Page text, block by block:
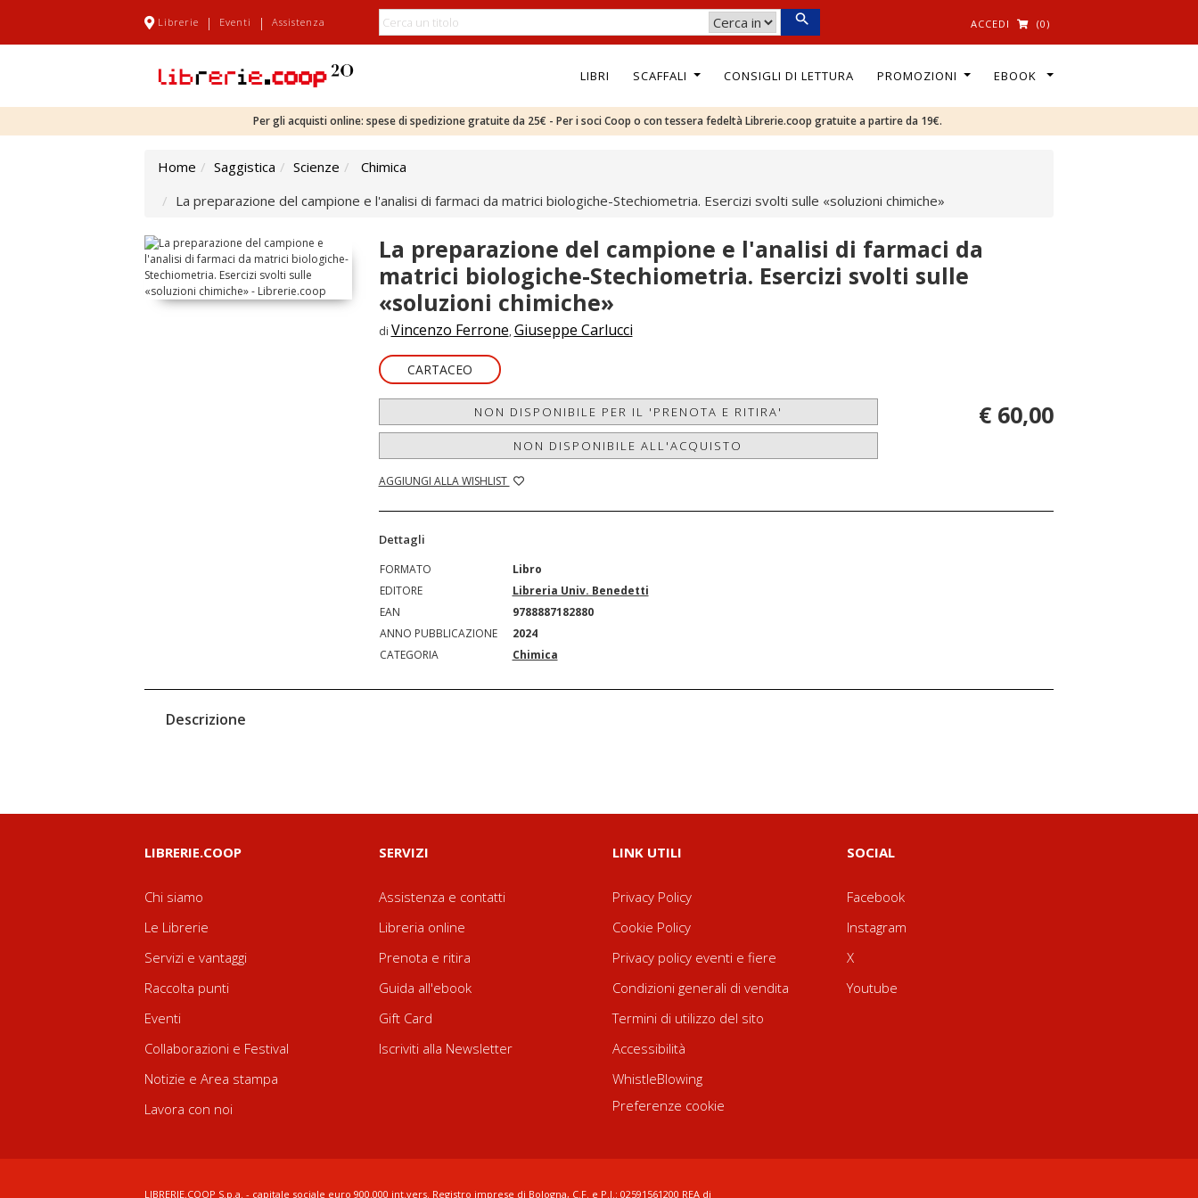
Librerie | Eventi | Assistenza ACCEDI (0)
LIBRI SCAFFALI CONSIGLI DI LETTURA PROMOZIONI EBOOK
Per gli acquisti online: spese di spedizione gratuite da 25€ - Per i soci Coop o con tessera fedeltà Librerie.coop gratuite a partire da 19€.
Home Saggistica Scienze
Chimica
La preparazione del campione e l'analisi di farmaci da matrici biologiche-Stechiometria. Esercizi svolti sulle «soluzioni chimiche»
La preparazione del campione e l'analisi di farmaci da
matrici biologiche-Stechiometria. Esercizi svolti sulle
«soluzioni chimiche»
di Vincenzo Ferrone, Giuseppe Carlucci
CARTACEO
NON DISPONIBILE PER IL 'PRENOTA E RITIRA'
NON DISPONIBILE ALL'ACQUISTO
AGGIUNGI ALLA WISHLIST
€ 60,00
Dettagli
FORMATO
Libro
EDITORE
Libreria Univ. Benedetti
EAN
9788887182880
ANNO PUBBLICAZIONE
2024
CATEGORIA
Chimica
Descrizione
LIBRERIE.COOP
Chi siamo
Le Librerie
Servizi e vantaggi
Raccolta punti
Eventi
Collaborazioni e Festival
Notizie e Area stampa
Lavora con noi
SERVIZI
Assistenza e contatti
Libreria online
Prenota e ritira
Guida all'ebook
Gift Card
Iscriviti alla Newsletter
LINK UTILI
Privacy Policy
Cookie Policy
Privacy policy eventi e fiere
Condizioni generali di vendita
Termini di utilizzo del sito
Accessibilità
WhistleBlowing
Preferenze cookie
SOCIAL
Facebook
Instagram
X
Youtube
LIBRERIE.COOP S.p.a. - capitale sociale euro 900.000 int.vers. Registro imprese di Bologna, C.F. e P.I.: 02591561200 REA di